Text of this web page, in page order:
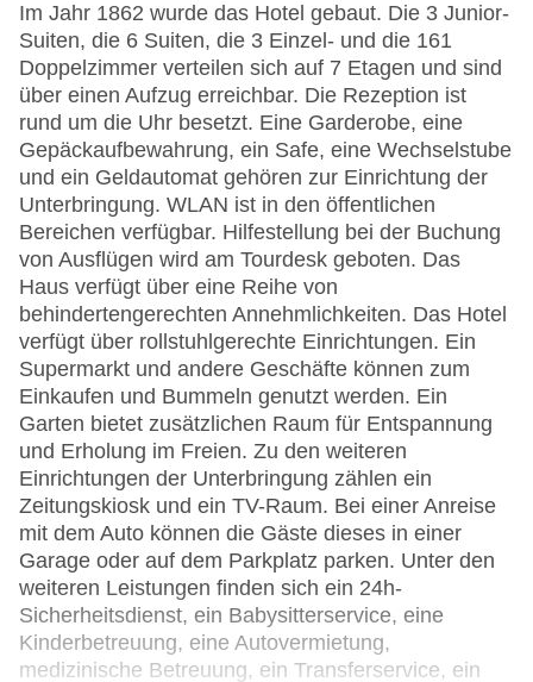
Im Jahr 1862 wurde das Hotel gebaut. Die 3 Junior-
Suiten, die 6 Suiten, die 3 Einzel- und die 161
Doppelzimmer verteilen sich auf 7 Etagen und sind
über einen Aufzug erreichbar. Die Rezeption ist
rund um die Uhr besetzt. Eine Garderobe, eine
Gepäckaufbewahrung, ein Safe, eine Wechselstube
und ein Geldautomat gehören zur Einrichtung der
Unterbringung. WLAN ist in den öffentlichen
Bereichen verfügbar. Hilfestellung bei der Buchung
von Ausflügen wird am Tourdesk geboten. Das
Haus verfügt über eine Reihe von
behindertengerechten Annehmlichkeiten. Das Hotel
verfügt über rollstuhlgerechte Einrichtungen. Ein
Supermarkt und andere Geschäfte können zum
Einkaufen und Bummeln genutzt werden. Ein
Garten bietet zusätzlichen Raum für Entspannung
und Erholung im Freien. Zu den weiteren
Einrichtungen der Unterbringung zählen ein
Zeitungskiosk und ein TV-Raum. Bei einer Anreise
mit dem Auto können die Gäste dieses in einer
Garage oder auf dem Parkplatz parken. Unter den
weiteren Leistungen finden sich ein 24h-
Sicherheitsdienst, ein Babysitterservice, eine
Kinderbetreuung, eine Autovermietung,
medizinische Betreuung, ein Transferservice, ein